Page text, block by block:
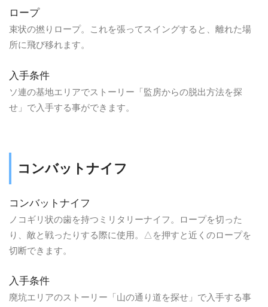
ロープ
束状の撚りロープ。これを張ってスイングすると、離れた場
所に飛び移れます。
入手条件
ソ連の基地エリアでストーリー「監房からの脱出方法を探
せ」で入手する事ができます。
コンバットナイフ
コンバットナイフ
ノコギリ状の歯を持つミリタリーナイフ。ロープを切った
り、敵と戦ったりする際に使用。△を押すと近くのロープを
切断できます。
入手条件
廃坑エリアのストーリー「山の通り道を探せ」で入手する事